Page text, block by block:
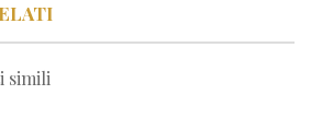
simili